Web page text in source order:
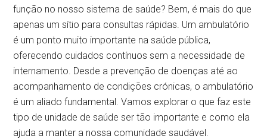
função no nosso sistema de saúde? Bem, é mais do que
apenas um sítio para consultas rápidas. Um ambulatório
é um ponto muito importante na saúde pública,
oferecendo cuidados contínuos sem a necessidade de
internamento. Desde a prevenção de doenças até ao
acompanhamento de condições crónicas, o ambulatório
é um aliado fundamental. Vamos explorar o que faz este
tipo de unidade de saúde ser tão importante e como ela
ajuda a manter a nossa comunidade saudável.